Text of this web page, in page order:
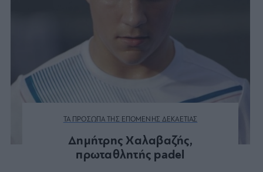
ΤΑ ΠΡΟΣΩΠΑ ΤΗΣ ΕΠΟΜΕΝΗΣ ΔΕΚΑΕΤΙΑΣ
Δημήτρης Χαλαβαζής,
πρωταθλητής padel